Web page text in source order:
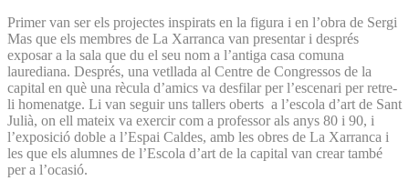
Primer van ser els projectes inspirats en la figura i en l’obra de Sergi
Mas que els membres de La Xarranca van presentar i després
exposar a la sala que du el seu nom a l’antiga casa comuna
laurediana. Després, una vetllada al Centre de Congressos de la
capital en què una rècula d’amics va desfilar per l’escenari per retre-
li homenatge. Li van seguir uns tallers oberts a l’escola d’art de Sant
Julià, on ell mateix va exercir com a professor als anys 80 i 90, i
l’exposició doble a l’Espai Caldes, amb les obres de La Xarranca i
les que els alumnes de l’Escola d’art de la capital van crear també
per a l’ocasió.